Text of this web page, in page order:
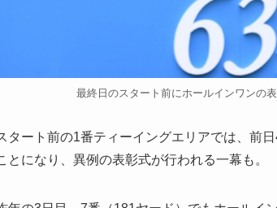
最終日のスタート前にホールインワンの
ート前の1番ティーイングエリアでは、前
とになり、異例の表彰式が行われる一幕も。